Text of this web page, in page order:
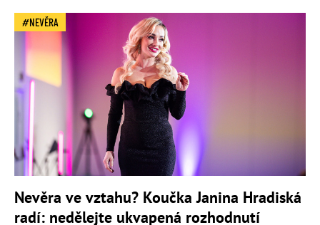
NEVĚRA
Nevěra ve vztahu? Koučka Janina Hradiská
radí: nedělejte ukvapená rozhodnutí